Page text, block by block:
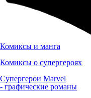
Комиксы и манга
Комиксы о супергероях
Супергерои Marvel
- графические романы